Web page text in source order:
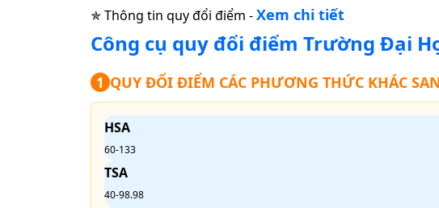
✯ Thông tin quy đổi điểm -Xem chi tiết
Công cụ quy đổi điểm Trường Đại
1 QUY ĐỔI ĐIỂM CÁC PHƯƠNG THỨC KHÁC
HSA
60-133
TSA
40-98.98